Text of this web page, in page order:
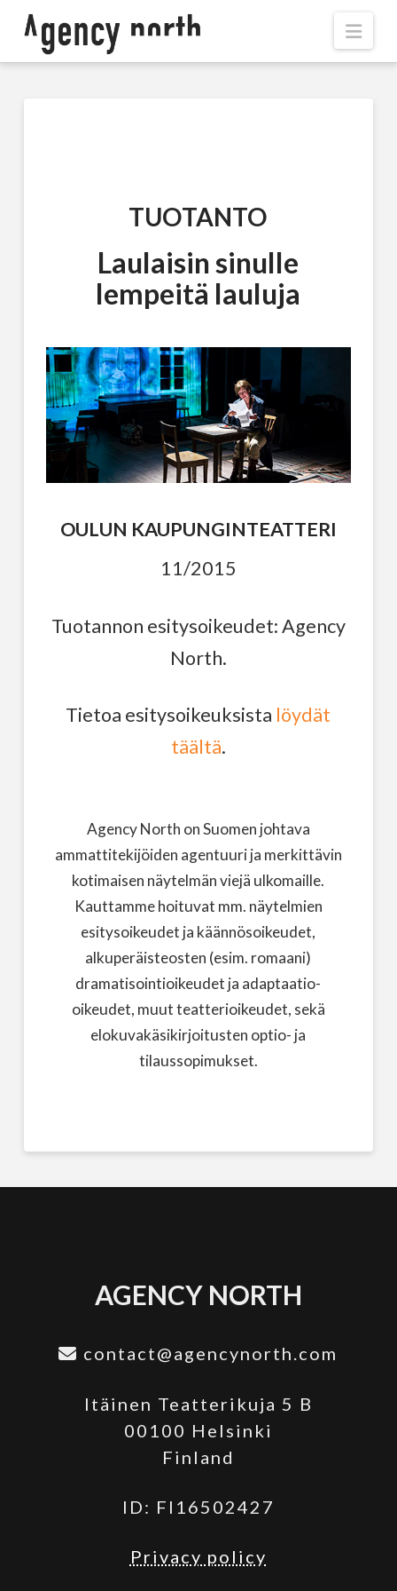
TUOTANTO
Laulaisin sinulle
lempeitä lauluja
OULUN KAUPUNGINTEATTERI
11/2015
Tuotannon esitysoikeudet: Agency
North.
Tietoa esitysoikeuksista löydät
täältä.
Agency North on Suomen johtava
ammattitekijöiden agentuuri ja merkittävin
kotimaisen näytelmän viejä ulkomaille.
Kauttamme hoituvat mm. näytelmien
esitysoikeudet ja käännösoikeudet,
alkuperäisteosten (esim. romaani)
dramatisointioikeudet ja adaptaatio-
oikeudet, muut teatterioikeudet, sekä
elokuvakäsikirjoitusten optio- ja
tilaussopimukset.
AGENCY NORTH
contact@agencynorth.com
Itäinen Teatterikuja 5 B
00100 Helsinki
Finland
ID: FI16502427
Privacy policy